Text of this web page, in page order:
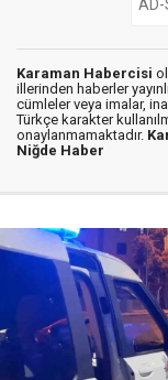
Karaman Habercisi
illerinden haberler
cümleler veya imalar,
Türkçe karakter
onaylanmamaktadır.
Niğde Haber